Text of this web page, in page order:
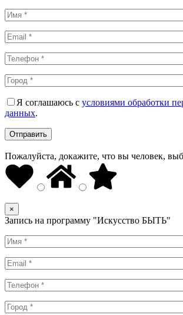
Я соглашаюсь с условиями обработки
данных.
Пожалуйста, докажите, что вы человек,
×
Запись на программу "Искусство БЫТЬ"